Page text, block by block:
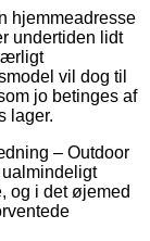
hjemmeadresse
undertiden lidt
vil dog til
jo betinges af
lager.
– Outdoor
og i det øjemed